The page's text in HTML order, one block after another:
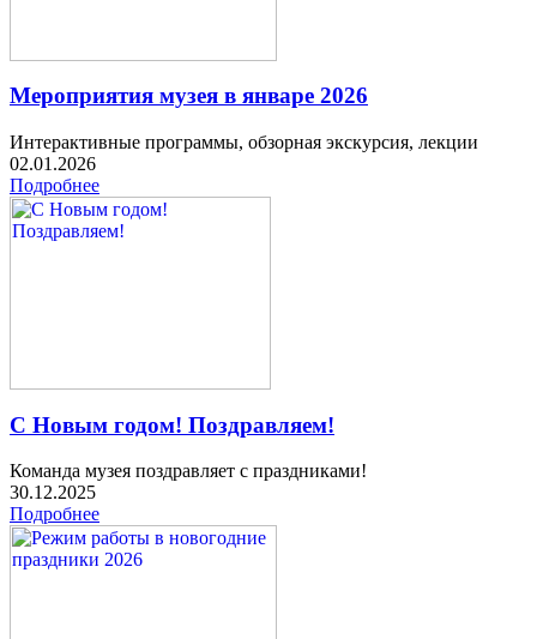
Мероприятия музея в январе 2026
Интерактивные программы, обзорная экскурсия, лекции
02.01.2026
Подробнее
С Новым годом! Поздравляем!
Команда музея поздравляет с праздниками!
30.12.2025
Подробнее